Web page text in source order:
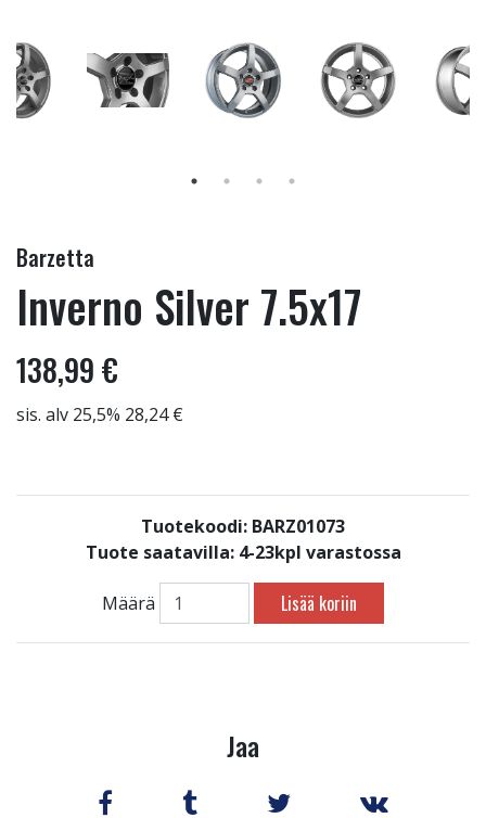
Barzetta
Inverno Silver 7.5x17
138,99 €
sis. alv 25,5% 28,24 €
Tuotekoodi: BARZ01073
Tuote saatavilla: 4-23kpl varastossa
Määrä Lisää koriin
Jaa